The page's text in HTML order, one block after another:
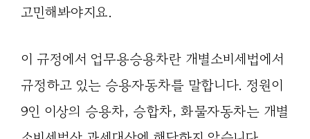
고민해봐야지요.
이 규정에서 업무용승용차란 개별소비세법에서
규정하고 있는 승용자동차를 말합니다. 정원이
9인 이상의 승용차, 승합차, 화물자동차는 개별